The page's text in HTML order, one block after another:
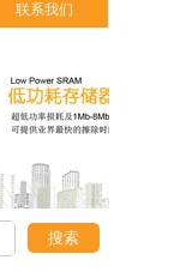
联系我们
搜索